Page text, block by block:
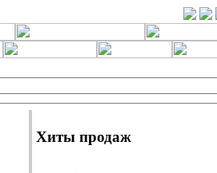
Хиты продаж